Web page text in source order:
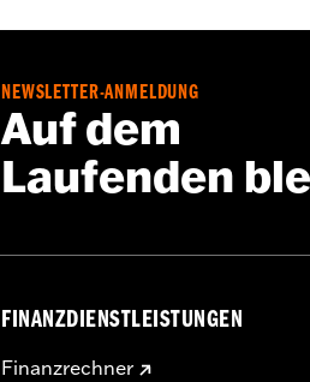
NEWSLETTER-ANMELDUNG
Auf dem
Laufenden
FINANZDIENSTLEISTUNGEN
Finanzrechner